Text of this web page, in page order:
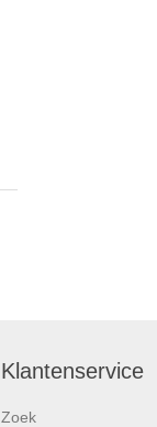
Klantenservice
Zoek